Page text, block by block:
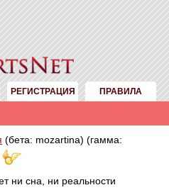
РЕГИСТРАЦИЯ ПРАВИЛА
(бета: mozartina) (гамма:
ни сна, ни реальности